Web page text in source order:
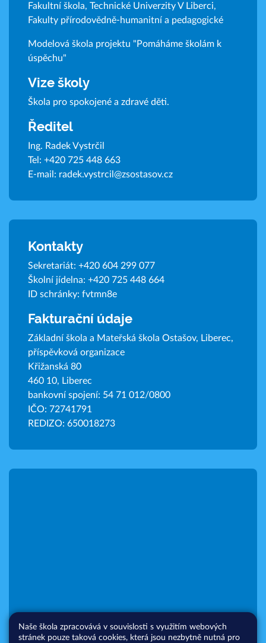
Fakultní škola, Technické Univerzity V Liberci,
Fakulty přírodovědně-humanitní a pedagogické
Modelová škola projektu "Pomáháme školám k
úspěchu"
Vize školy
Škola pro spokojené a zdravé děti.
Ředitel
Ing. Radek Vystrčil
Tel: +420 725 448 663
E-mail: radek.vystrcil@zsostasov.cz
Kontakty
Sekretariát: +420 604 299 077
Školní jídelna: +420 725 448 664
ID schránky: fvtmn8e
Fakturační údaje
Základní škola a Mateřská škola Ostašov, Liberec,
příspěvková organizace
Křižanská 80
460 10, Liberec
bankovní spojení: 54 71 012/0800
IČO: 72741791
REDIZO: 650018273
Naše škola zpracovává v souvislosti s využitím webových
stránek pouze taková cookies, která jsou nezbytně nutná pro